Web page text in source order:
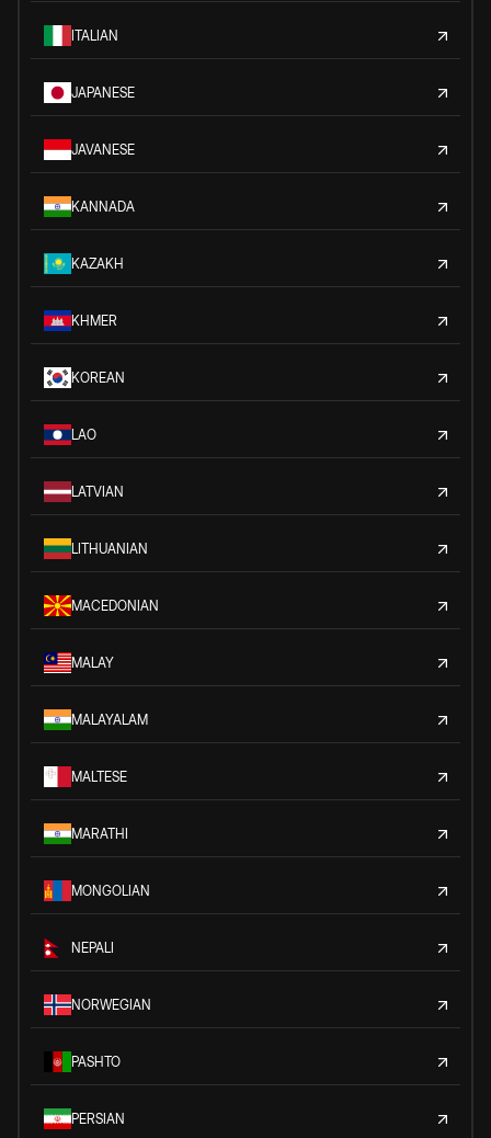
ITALIAN
JAPANESE
JAVANESE
KANNADA
KAZAKH
KHMER
KOREAN
LAO
LATVIAN
LITHUANIAN
MACEDONIAN
MALAY
MALAYALAM
MALTESE
MARATHI
MONGOLIAN
NEPALI
NORWEGIAN
PASHTO
PERSIAN